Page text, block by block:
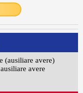
(ausiliare avere)
avere